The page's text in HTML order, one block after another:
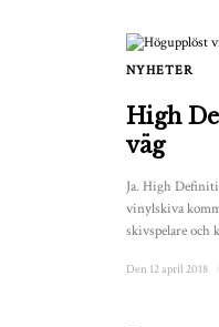
NYHETER
High
väg
Ja. High
vinylskiva
skivspelare och
Den 12 april 2018